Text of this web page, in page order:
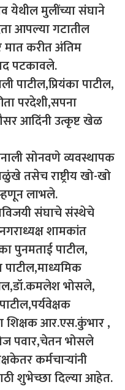
येथील मुलींच्या संघाने
आपल्या गटातील
मात करीत अंतिम
पटकावले.
पाटील,प्रियंका पाटील,
परदेशी,सपना
आदिंनी उत्कृष्ट खेळ
सोनवणे व्यवस्थापक
तसेच राष्ट्रीय खो-खो
लाभले.
संघाचे संस्थेचे
शामकांत
पुनमताई पाटील,
पाटील,माध्यमिक
भोसले,
शिक्षक आर.एस.कुंभार ,
पवार,चेतन भोसले
कर्मचाऱ्यांनी
शुभेच्छा दिल्या आहेत.